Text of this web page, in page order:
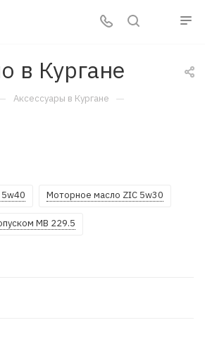
в Кургане
Аксессуары в Кургане —
Моторное масло ZIC 5w30
MB 229.5